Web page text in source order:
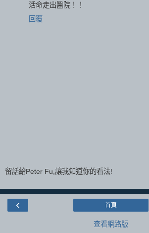
活命走出醫院！！
回覆
留話給Peter Fu,讓我知道你的看法!
‹ 首頁
查看網路版